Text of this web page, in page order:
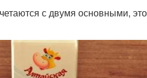
с двумя основными,